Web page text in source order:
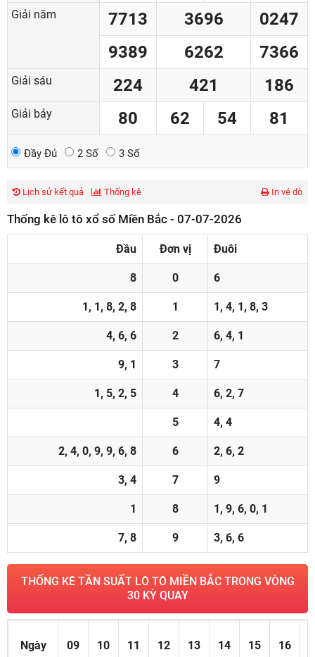
Giải năm 7713 3696
0247
9389
6262 7366
Giải sáu 224 421 186
Giải bảy 80 62 54 81
Đầy Đủ 2 Số 3 Số
Lịch sử kết quả Thống kê In vé dò
Thống kê lô tô xổ số Miền Bắc - 07-07-2026
Đầu Đơn vị Đuôi
8 0 6
1, 1, 8, 2, 8 1 1, 4, 1, 8, 3
4, 6, 6 2 6, 4, 1
9, 1 3 7
1, 5, 2, 5 4 6, 2, 7
5 4, 4
2, 4, 0, 9, 9, 6, 8 6 2, 6, 2
3, 4 7 9
1 8 1, 9, 6, 0, 1
7, 8 9 3, 6, 6
THỐNG KÊ TẦN SUẤT LÔ TÔ MIỀN BẮC TRONG VÒNG
30 KỲ QUAY
Ngày
09
10
11
12
13
14
15
16